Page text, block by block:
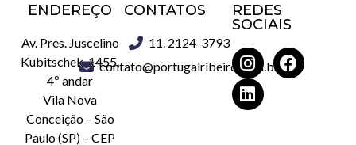
ENDEREÇO
Av. Pres. Juscelino
Kubitschek, 1455,
4º andar
Vila Nova
Conceição – São
Paulo (SP) – CEP
CONTATOS
11. 2124-3793
contato@portugalribeiro.com.br
REDES
SOCIAIS